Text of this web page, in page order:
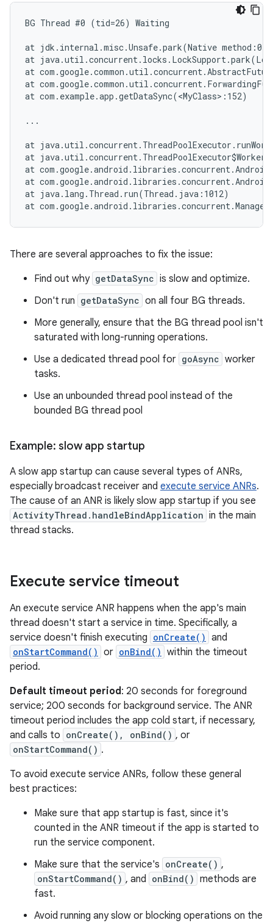
BG Thread #0 (tid=26) Waiting
at jdk.internal.misc.Unsafe.park(Native method:0)
at
at
at
at com.example.app.getDataSync(<MyClass>:152)
...
at
at
at
at
at java.lang.Thread.run(Thread.java:1012)
There are several approaches to fix the issue:
Find out why getDataSync is slow and optimize.
Don't run getDataSync on all four BG threads.
More generally, ensure that the BG thread pool isn't
saturated with long-running operations.
Use a dedicated thread pool for goAsync worker
tasks.
Use an unbounded thread pool instead of the
bounded BG thread pool
Example: slow app startup
A slow app startup can cause several types of ANRs,
especially broadcast receiver and execute service ANRs.
The cause of an ANR is likely slow app startup if you see
ActivityThread.handleBindApplication in the main
thread stacks.
Execute service timeout
An execute service ANR happens when the app's main
thread doesn't start a service in time. Specifically, a
service doesn't finish executing onCreate() and
onStartCommand() or onBind() within the timeout
period.
Default timeout period : 20 seconds for foreground
service; 200 seconds for background service. The ANR
timeout period includes the app cold start, if necessary,
and calls to onCreate(), onBind() , or
onStartCommand() .
To avoid execute service ANRs, follow these general
best practices:
Make sure that app startup is fast, since it's
counted in the ANR timeout if the app is started to
run the service component.
Make sure that the service's onCreate() ,
onStartCommand() , and onBind() methods are
fast.
Avoid running any slow or blocking operations on the